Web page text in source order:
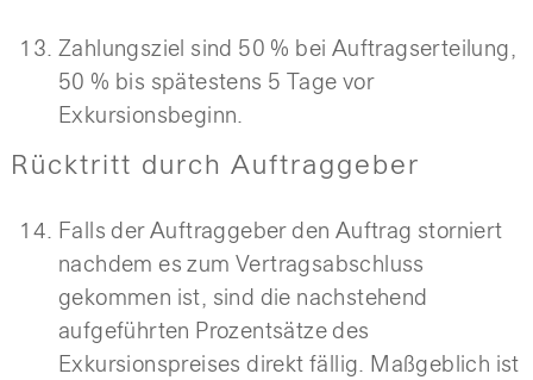
Zahlungsziel sind 50 % bei Auftragserteilung,
50 % bis spätestens 5 Tage vor
Exkursionsbeginn.
Rücktritt durch Auftraggeber
Falls der Auftraggeber den Auftrag storniert
nachdem es zum Vertragsabschluss
gekommen ist, sind die nachstehend
aufgeführten Prozentsätze des
Exkursionspreises direkt fällig. Maßgeblich ist